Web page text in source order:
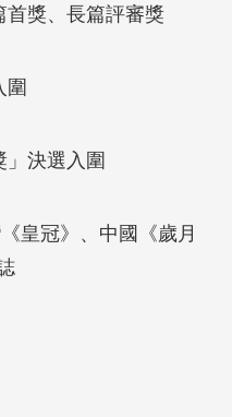
獎、長篇評審獎
圍
決選入圍
皇冠》、中國《歲月